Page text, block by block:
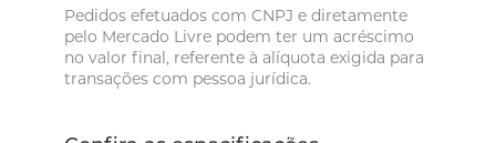
Pedidos efetuados com CNPJ e diretamente
pelo Mercado Livre podem ter um acréscimo
no valor final, referente à alíquota exigida para
transações com pessoa jurídica.